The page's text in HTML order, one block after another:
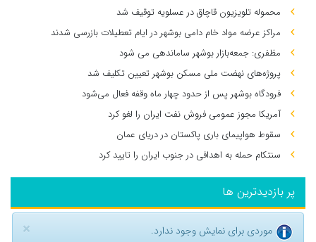
محموله تلویزیون قاچاق در عسلویه توقیف شد
مراکز عرضه مواد خام دامی بوشهر در ایام تعطیلات بازرسی شدند
مظفری: جمعه‌بازار بوشهر ساماندهی می‌ شود
پروژه‌های نهضت ملی مسکن بوشهر تعیین تکلیف شد
فرودگاه بوشهر پس از حدود چهار ماه وقفه فعال می‌شود
آمریکا مجوز عمومی فروش نفت ایران را لغو کرد
سقوط هواپیمای باری پاکستان در دریای عمان
سنتکام حمله به اهدافی در جنوب ایران را تایید کرد
پر بازدیدترین ها
× موردی برای نمایش وجود ندارد.